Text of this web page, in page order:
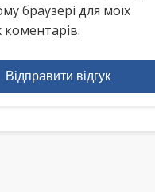
браузері для моїх
Відправити відгук